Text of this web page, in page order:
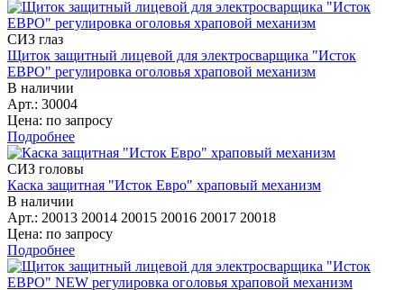
СИЗ глаз
Щиток защитный лицевой для электросварщика "Исток
ЕВРО" регулировка оголовья храповой механизм
В наличии
Арт.: 30004
Цена: по запросу
Подробнее
СИЗ головы
Каска защитная "Исток Евро" храповый механизм
В наличии
Арт.: 20013 20014 20015 20016 20017 20018
Цена: по запросу
Подробнее